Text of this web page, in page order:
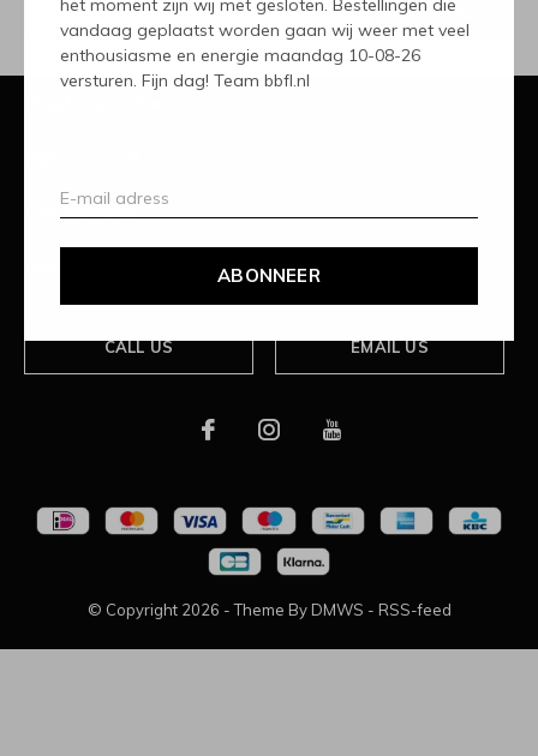
het moment zijn wij met gesloten. Bestellingen die
vandaag geplaatst worden gaan wij weer met veel
enthousiasme en energie maandag 10-08-26
versturen. Fijn dag! Team bbfl.nl
ABONNEER
ABONNEER
Categorieën
CALL US EMAIL US
© Copyright 2026 - Theme By DMWS - RSS-feed